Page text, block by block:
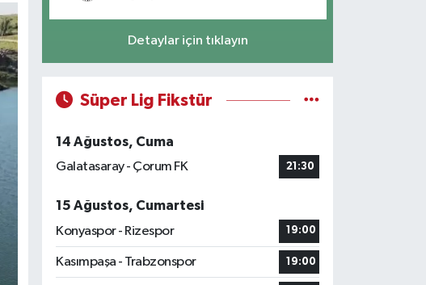
Detaylar için tıklayın
Süper Lig Fikstür
14 Ağustos, Cuma
Galatasaray - Çorum FK
21:30
15 Ağustos, Cumartesi
Konyaspor - Rizespor
19:00
Kasımpaşa - Trabzonspor 19:00